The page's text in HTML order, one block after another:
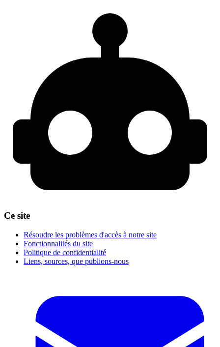
Ce site
Résoudre les problèmes d'accès à notre site
Fonctionnalités du site
Politique de confidentialité
Liens, sources, que publions-nous